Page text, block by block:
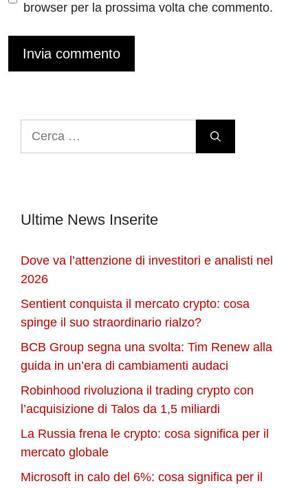
browser per la prossima volta che commento.
Ultime News Inserite
Dove va l’attenzione di investitori e analisti nel
2026
Sentient conquista il mercato crypto: cosa
spinge il suo straordinario rialzo?
BCB Group segna una svolta: Tim Renew alla
guida in un’era di cambiamenti audaci
Robinhood rivoluziona il trading crypto con
l’acquisizione di Talos da 1,5 miliardi
La Russia frena le crypto: cosa significa per il
mercato globale
Microsoft in calo del 6%: cosa significa per il